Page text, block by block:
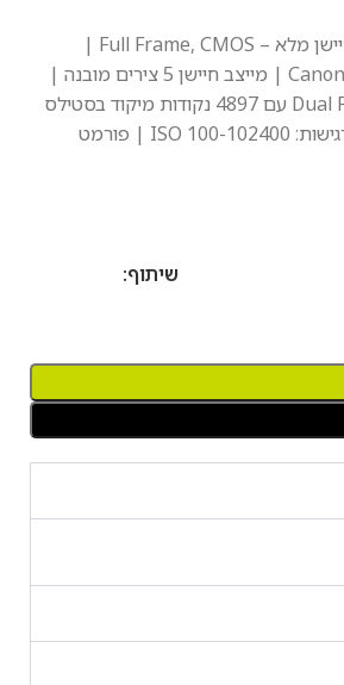
CMOS
|
רזולוציית חיישן: 24 מגה פיקסל | חיבור עדשה: Canon RF Mount | מייצב חיישן 5 צירים מובנה |
AF II עם 4897 נקודות מיקוד בסטילס
ISO | פורמט
שיתוף: